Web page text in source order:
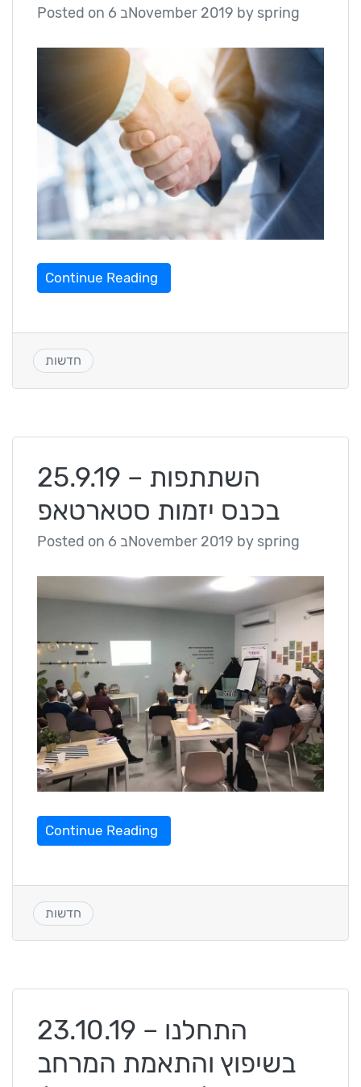
Posted on 6 בNovember 2019 by spring
Continue Reading
חדשות
25.9.19 – השתתפות
בכנס יזמות סטארטאפ
Posted on 6 בNovember 2019 by spring
Continue Reading
חדשות
23.10.19 – התחלנו
בשיפוץ והתאמת המרחב